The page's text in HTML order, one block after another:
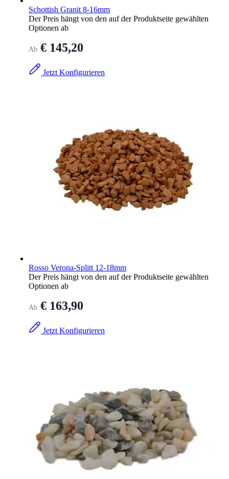
Schottish Granit 8-16mm
Der Preis hängt von den auf der Produktseite gewählten
Optionen ab
Ab € 145,20
Jetzt Konfigurieren
Rosso Verona-Splitt 12-18mm
Der Preis hängt von den auf der Produktseite gewählten
Optionen ab
Ab € 163,90
Jetzt Konfigurieren